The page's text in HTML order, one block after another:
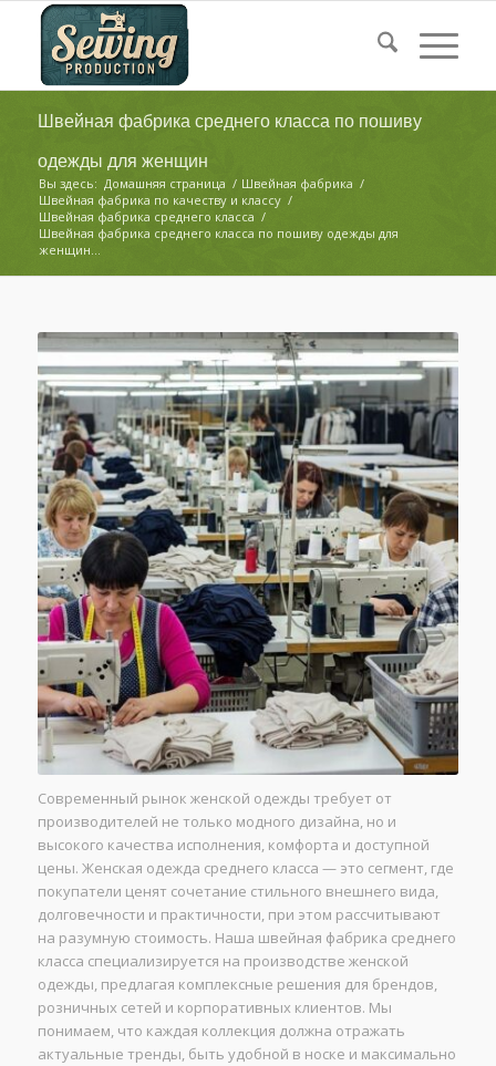
Швейная фабрика среднего класса по пошиву
одежды для женщин
Вы здесь: Домашняя страница / Швейная фабрика /
Швейная фабрика по качеству и классу /
Швейная фабрика среднего класса /
Швейная фабрика среднего класса по пошиву одежды для
женщин...
Современный рынок женской одежды требует от
производителей не только модного дизайна, но и
высокого качества исполнения, комфорта и доступной
цены. Женская одежда среднего класса — это сегмент, где
покупатели ценят сочетание стильного внешнего вида,
долговечности и практичности, при этом рассчитывают
на разумную стоимость. Наша швейная фабрика среднего
класса специализируется на производстве женской
одежды, предлагая комплексные решения для брендов,
розничных сетей и корпоративных клиентов. Мы
понимаем, что каждая коллекция должна отражать
актуальные тренды, быть удобной в носке и максимально